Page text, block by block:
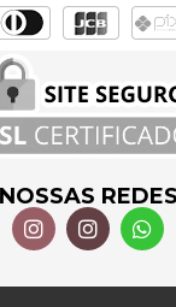
NOSSAS REDES